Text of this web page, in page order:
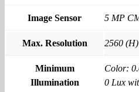
Image Sensor 5 MP
Max. Resolution 2560
Minimum
Illumination
Color:
0 Lux